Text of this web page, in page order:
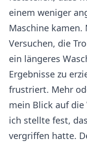
einem weniger
Maschine
Versuchen, die
ein längeres
Ergebnisse zu
frustriert. Mehr
mein Blick auf
ich stellte fest,
vergriffen hatte.